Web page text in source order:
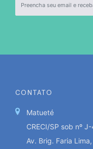
CONTATO
Matueté
CRECI/SP sob nº
Av. Brig. Faria